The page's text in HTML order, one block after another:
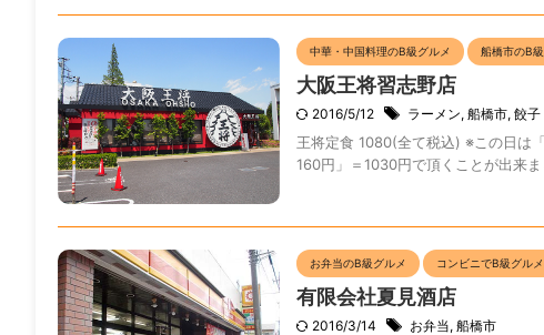
中華・中国料理のB級グルメ 船橋市のB
大阪王将習志野店
2016/5/12 ラーメン, 船橋市, 餃子
王将定食 1080(全て税込) ※この日は
160円」＝1030円で頂くことが出来
お弁当のB級グルメ コンビニでB級グルメ
有限会社夏見酒店
2016/3/14 お弁当, 船橋市